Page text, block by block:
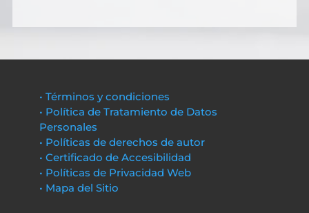
• Términos y condiciones
• Política de Tratamiento de Datos
Personales
• Políticas de derechos de autor
• Certificado de Accesibilidad
• Políticas de Privacidad Web
• Mapa del Sitio